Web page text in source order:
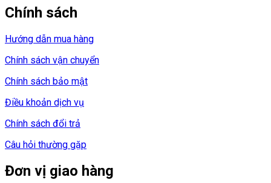
Chính sách
Hướng dẫn mua hàng
Chính sách vận chuyển
Chính sách bảo mật
Điều khoản dịch vụ
Chính sách đổi trả
Câu hỏi thường gặp
Đơn vị giao hàng